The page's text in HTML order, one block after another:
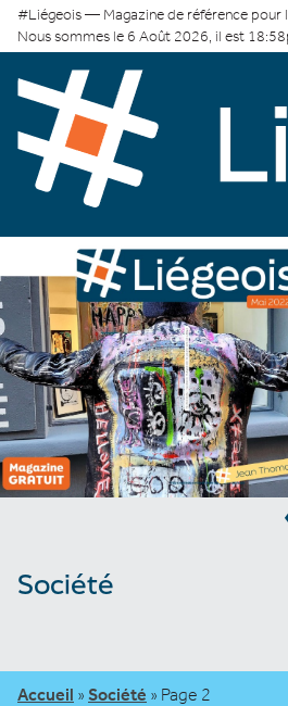
#Liégeois — Magazine de référence pour
Nous sommes le 6 Août 2026, il est
Société
Accueil » Société » Page 2